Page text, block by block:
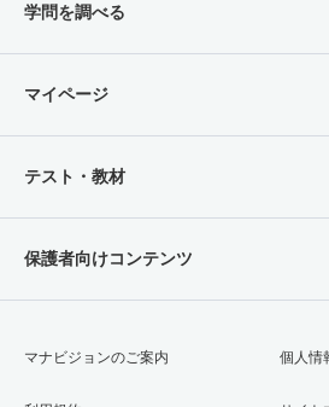
学問を調べる
マイページ
テスト・教材
保護者向けコンテンツ
マナビジョンのご案内 個人情